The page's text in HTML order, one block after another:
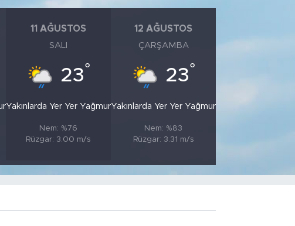
11 AĞUSTOS
SALI
23°
Yakınlarda Yer Yer Yağmur
Nem: %76
Rüzgar: 3.00 m/s
12 AĞUSTOS
ÇARŞAMBA
23°
Yakınlarda Yer Yer Yağmur
Nem: %83
Rüzgar: 3.31 m/s